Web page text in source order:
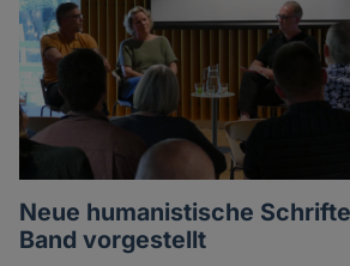
Neue humanistische
Band vorgestellt